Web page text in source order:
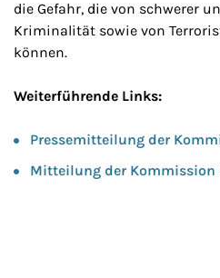
die Gefahr, die von schwerer
Kriminalität sowie von
können.
Weiterführende Links:
Pressemitteilung der
Mitteilung der Kommission